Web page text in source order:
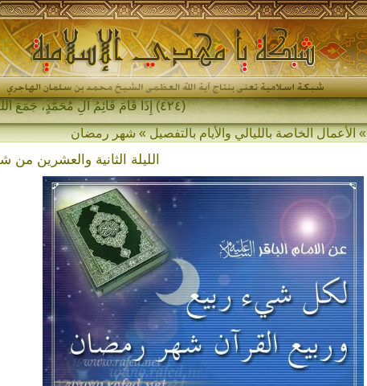
(٤٢٤) إِذَا قَامَ قَائِمُ آلِ مُحَمَّدٍ، جَمَعَ اللهُ لَهُ أَهْلَ المَشْرِقِ _
» الأعمال الخاصة بالليالي والأيام بالتفصيل » شهر رمضان
الليلة الثانية والعشرين